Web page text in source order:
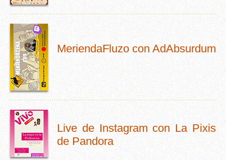
MeriendaFluzo con AdAbsurdum
Live de Instagram con La Pixis
de Pandora